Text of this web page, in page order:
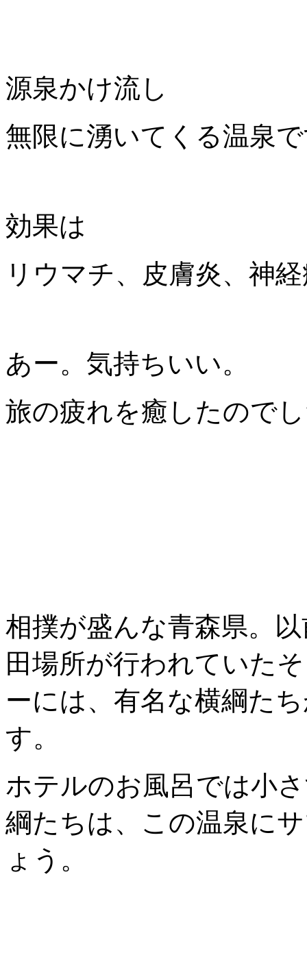
源泉かけ流し
無限に湧いてくる温泉
効果は
リウマチ、皮膚炎、神
あー。気持ちいい。
旅の疲れを癒したので
相撲が盛んな青森県。
田場所が行われていた
ーには、有名な横綱た
す。
ホテルのお風呂では小
綱たちは、この温泉に
ょう。